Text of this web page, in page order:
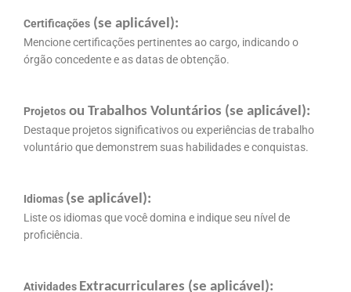
Certificações (se aplicável):
Mencione certificações pertinentes ao cargo, indicando o
órgão concedente e as datas de obtenção.
Projetos ou Trabalhos Voluntários (se aplicável):
Destaque projetos significativos ou experiências de trabalho
voluntário que demonstrem suas habilidades e conquistas.
Idiomas (se aplicável):
Liste os idiomas que você domina e indique seu nível de
proficiência.
Atividades Extracurriculares (se aplicável):